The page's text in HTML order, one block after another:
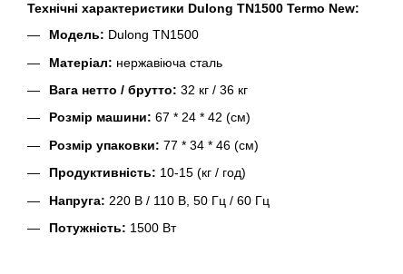
Технічні характеристики Dulong TN1500 Termo New:
Модель: Dulong TN1500
Матеріал: нержавіюча сталь
Вага нетто / брутто: 32 кг / 36 кг
Розмір машини: 67 * 24 * 42 (см)
Розмір упаковки: 77 * 34 * 46 (см)
Продуктивність: 10-15 (кг / год)
Напруга: 220 В / 110 В, 50 Гц / 60 Гц
Потужність: 1500 Вт